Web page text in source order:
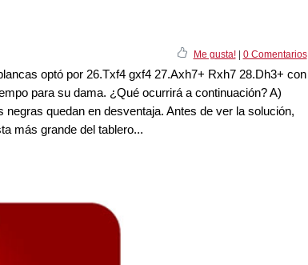
Me gusta!| 0 Comentarios
optó por 26.Txf4 gxf4 27.Axh7+ Rxh7 28.Dh3+ con
para su dama. ¿Qué ocurrirá a continuación? A)
quedan en desventaja. Antes de ver la solución,
más grande del tablero...